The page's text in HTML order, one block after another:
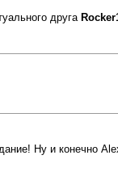
друга
Ну и конечно